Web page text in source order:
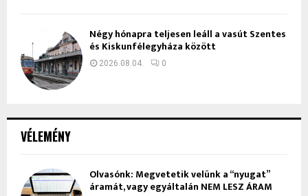
VÉLEMÉNY
Olvasónk: Megvetetik velünk a “nyugat”
áramát, vagy egyáltalán NEM LESZ ÁRAM
Négy hónapra teljesen leáll a vasút Szentes
és Kiskunfélegyháza között
2026.08.04. 0